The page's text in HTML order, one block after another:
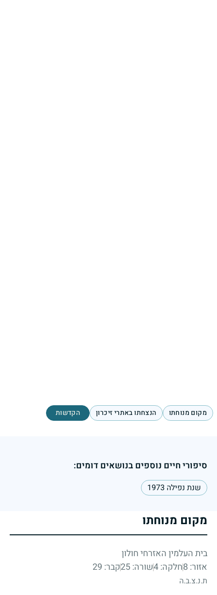
מקום מנוחתו הנצחתו באתרי זיכרון הקדשות
סיפורי חיים נוספים בנושאים דומים:
שנת נפילה 1973
מקום מנוחתו
בית העלמין האזרחי חולון
אזור: 8
חלקה: 4 שורה: 25 קבר: 29
ת.נ.צ.ב.ה